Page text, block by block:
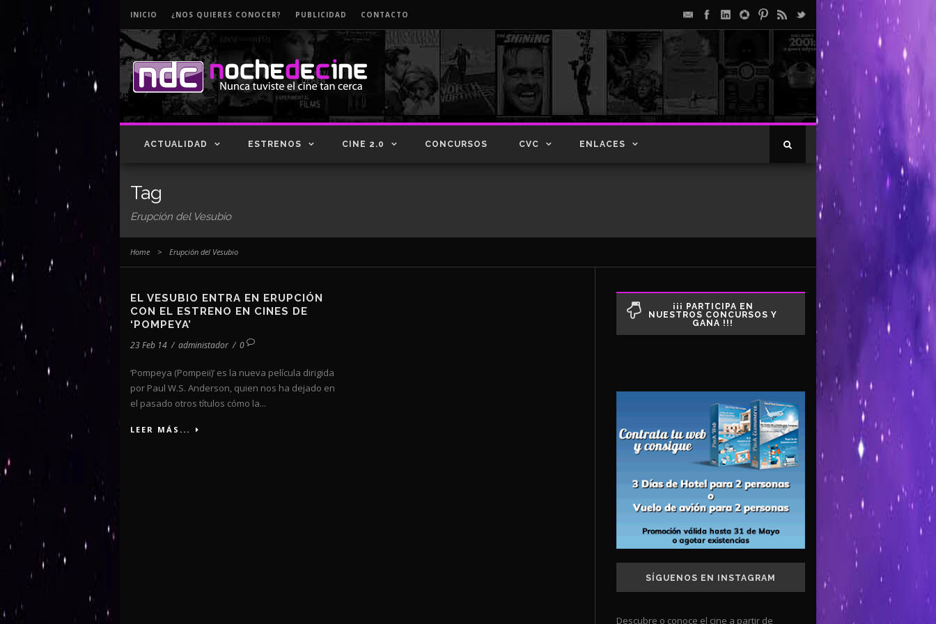
INICIO ¿NOS QUIERES CONOCER? PUBLICIDAD CONTACTO
ACTUALIDAD ESTRENOS CINE 2.0 CONCURSOS CVC ENLACES
Tag
Erupción del Vesubio
Home > Erupción del Vesubio
EL VESUBIO ENTRA EN ERUPCIÓN
CON EL ESTRENO EN CINES DE
‘POMPEYA’
23 Feb 14 / administador / 0
‘Pompeya (Pompeii)’ es la nueva película dirigida
por Paul W.S. Anderson, quien nos ha dejado en
el pasado otros títulos cómo la...
LEER MÁS...
¡¡¡ PARTICIPA EN
NUESTROS CONCURSOS Y
GANA !!!
SÍGUENOS EN INSTAGRAM
Descubre o conoce el cine a partir de